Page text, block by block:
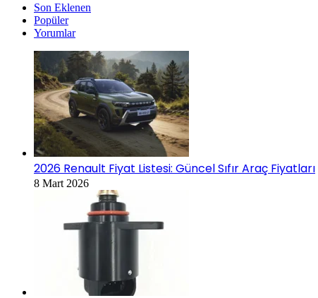
Son Eklenen
Popüler
Yorumlar
2026 Renault Fiyat Listesi: Güncel Sıfır Araç Fiyatları
8 Mart 2026